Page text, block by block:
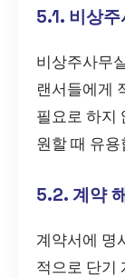
5.1. 비상
비상주사무
랜서들에게
필요로 하지
원할 때 유용
5.2. 계약
계약서에 명
적으로 단기